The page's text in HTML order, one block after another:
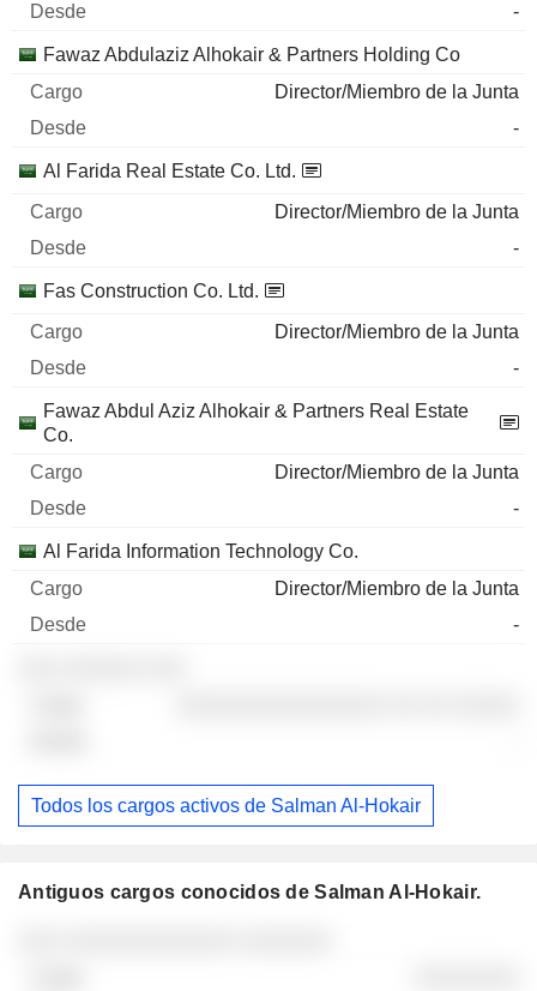
-
Fawaz Abdulaziz Alhokair & Partners Holding Co
Director/Miembro de la Junta
-
Al Farida Real Estate Co. Ltd.
Director/Miembro de la Junta
-
Fas Construction Co. Ltd.
Director/Miembro de la Junta
-
Fawaz Abdul Aziz Alhokair & Partners Real Estate
Co.
Director/Miembro de la Junta
-
Al Farida Information Technology Co.
Director/Miembro de la Junta
-
Todos los cargos activos de Salman Al-Hokair
Antiguos cargos conocidos de Salman Al-Hokair.